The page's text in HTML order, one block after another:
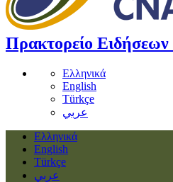
Πρακτορείο Ειδήσεων
Ελληνικά
English
Türkçe
عربي
Ελληνικά
English
Türkçe
عربي